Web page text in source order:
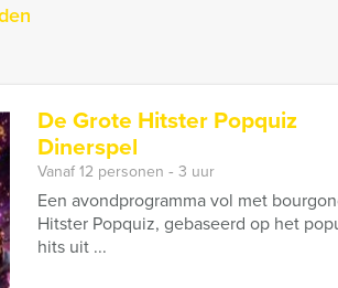
De Grote Hitster Popquiz
Dinerspel
Vanaf 12 personen ‐ 3 uur
Een avondprogramma vol met
Hitster Popquiz, gebaseerd op het
hits uit ...